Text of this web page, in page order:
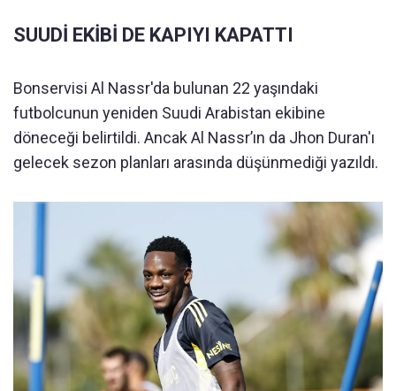
SUUDİ EKİBİ DE KAPIYI KAPATTI
Bonservisi Al Nassr'da bulunan 22 yaşındaki
futbolcunun yeniden Suudi Arabistan ekibine
döneceği belirtildi. Ancak Al Nassr’ın da Jhon Duran'ı
gelecek sezon planları arasında düşünmediği yazıldı.